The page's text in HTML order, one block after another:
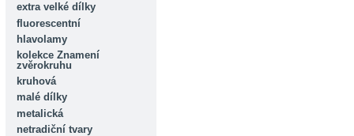
extra velké dílky
fluorescentní
hlavolamy
kolekce Znamení
zvěrokruhu
kruhová
malé dílky
metalická
netradiční tvary